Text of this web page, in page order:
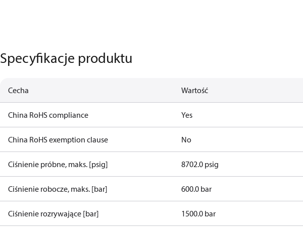
Specyfikacje produktu
Cecha Wartość
China RoHS compliance Yes
China RoHS exemption clause No
Ciśnienie próbne, maks. [psig] 8702.0 psig
Ciśnienie robocze, maks. [bar] 600.0 bar
Ciśnienie rozrywające [bar] 1500.0 bar